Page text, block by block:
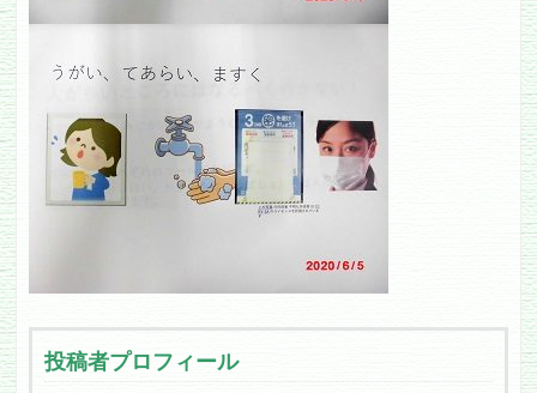
投稿者プロフィール